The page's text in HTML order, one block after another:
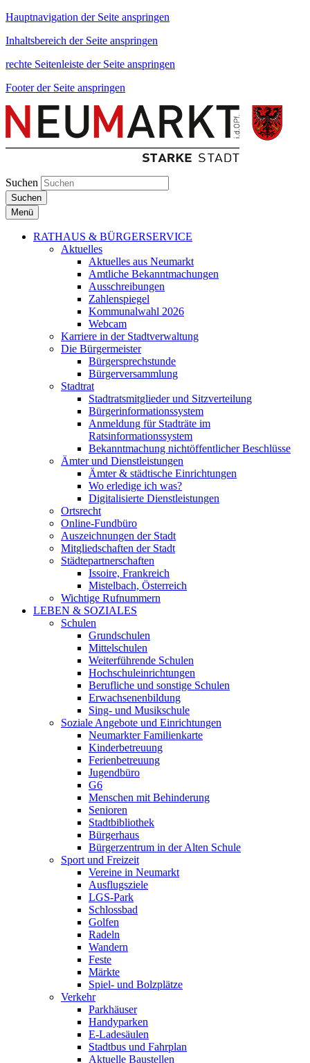
Hauptnavigation der Seite anspringen
Inhaltsbereich der Seite anspringen
rechte Seitenleiste der Seite anspringen
Footer der Seite anspringen
Suchen
Suchen
Menü
RATHAUS & BÜRGERSERVICE
Aktuelles
Aktuelles aus Neumarkt
Amtliche Bekanntmachungen
Ausschreibungen
Zahlenspiegel
Kommunalwahl 2026
Webcam
Karriere in der Stadtverwaltung
Die Bürgermeister
Bürgersprechstunde
Bürgerversammlung
Stadtrat
Stadtratsmitglieder und Sitzverteilung
Bürgerinformationssystem
Anmeldung für Stadträte im
Ratsinformationssystem
Bekanntmachung nichtöffentlicher Beschlüsse
Ämter und Dienstleistungen
Ämter & städtische Einrichtungen
Wo erledige ich was?
Digitalisierte Dienstleistungen
Ortsrecht
Online-Fundbüro
Auszeichnungen der Stadt
Mitgliedschaften der Stadt
Städtepartnerschaften
Issoire, Frankreich
Mistelbach, Österreich
Wichtige Rufnummern
LEBEN & SOZIALES
Schulen
Grundschulen
Mittelschulen
Weiterführende Schulen
Hochschuleinrichtungen
Berufliche und sonstige Schulen
Erwachsenenbildung
Sing- und Musikschule
Soziale Angebote und Einrichtungen
Neumarkter Familienkarte
Kinderbetreuung
Ferienbetreuung
Jugendbüro
G6
Menschen mit Behinderung
Senioren
Stadtbibliothek
Bürgerhaus
Bürgerzentrum in der Alten Schule
Sport und Freizeit
Vereine in Neumarkt
Ausflugsziele
LGS-Park
Schlossbad
Golfen
Radeln
Wandern
Feste
Märkte
Spiel- und Bolzplätze
Verkehr
Parkhäuser
Handyparken
E-Ladesäulen
Stadtbus und Fahrplan
Aktuelle Baustellen